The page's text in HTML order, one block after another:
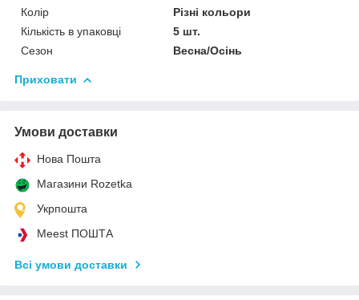
Колір
Різні кольори
Кількість в упаковці
5 шт.
Сезон
Весна/Осінь
Приховати
Умови доставки
Нова Пошта
Магазини Rozetka
Укрпошта
Meest ПОШТА
Всі умови доставки